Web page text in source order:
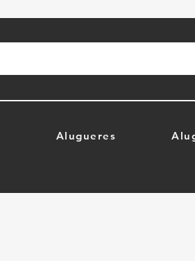
Alugueres